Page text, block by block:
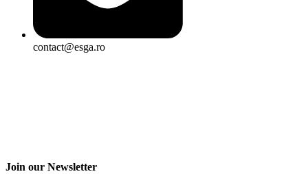
contact@esga.ro
Join our Newsletter